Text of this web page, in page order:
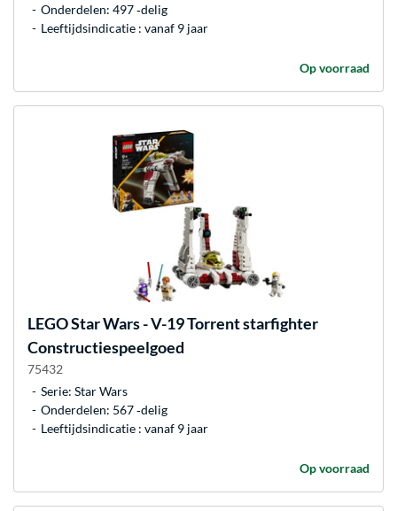
Onderdelen: 497 ‐delig
Leeftijdsindicatie : vanaf 9 jaar
Op voorraad
LEGOStar Wars - V-19 Torrent starfighter
Constructiespeelgoed
75432
Serie: Star Wars
Onderdelen: 567 ‐delig
Leeftijdsindicatie : vanaf 9 jaar
Op voorraad